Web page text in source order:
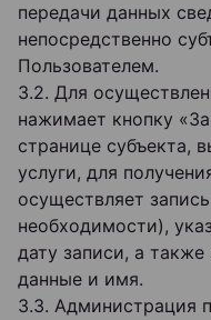
передачи данных
непосредственно
Пользователем.
3.2. Для
нажимает кнопку
странице субъекта,
услуги, для
осуществляет
необходимости),
дату записи, а
данные и имя.
3.3. Администрация